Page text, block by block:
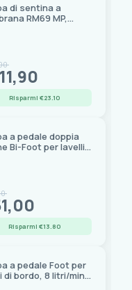
di sentina a
RM69 MP,
Risparmi €23.10
a pedale doppia
Bi-Foot per lavelli
Risparmi €13.80
a pedale Foot per
di bordo, 8 litri/min,